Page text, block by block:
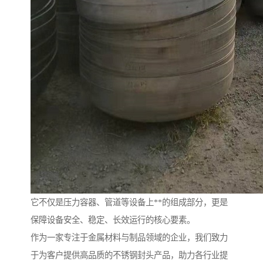
它不仅是压力容器、管道等设备上**的组成部分，更是
保障设备安全、稳定、长效运行的核心要素。
作为一家专注于金属材料与制品领域的企业，我们致力
于为客户提供高品质的不锈钢封头产品，助力各行业提